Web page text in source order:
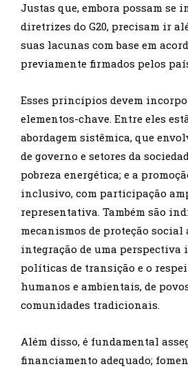
Justas que, embora possam se
diretrizes do G20, precisam ir
suas lacunas com base em
previamente firmados pelos
Esses princípios devem
elementos-chave. Entre eles
abordagem sistêmica, que
de governo e setores da
pobreza energética; e a
inclusivo, com participação
representativa. Também são
mecanismos de proteção social
integração de uma perspectiva
políticas de transição e o
humanos e ambientais, de
comunidades tradicionais.
Além disso, é fundamental
financiamento adequado;